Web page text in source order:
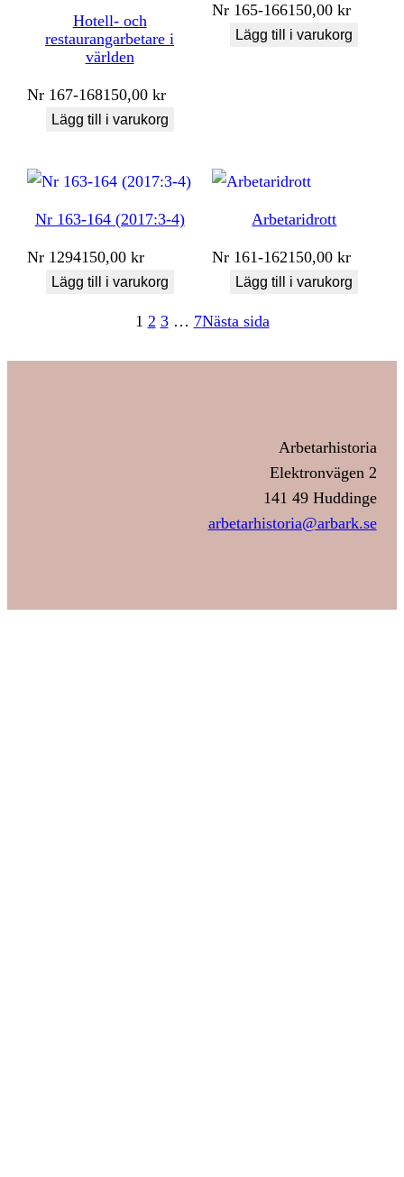
Hotell- och
restaurangarbetare i
världen
Nr 167-168150,00kr
Lägg till i varukorg
Nr 165-166150,00kr
Lägg till i varukorg
Nr 163-164 (2017:3-4)
Nr 1294150,00kr
Lägg till i varukorg
Arbetaridrott
Nr 161-162150,00kr
Lägg till i varukorg
1 2 3 … 7Nästa sida
Arbetarhistoria
Elektronvägen 2
141 49 Huddinge
arbetarhistoria@arbark.se